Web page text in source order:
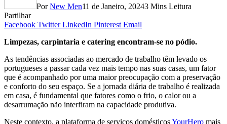
Por New Men11 de Janeiro, 20243 Mins Leitura
Partilhar
Facebook Twitter LinkedIn Pinterest Email
Limpezas, carpintaria e catering encontram-se no pódio.
As tendências associadas ao mercado de trabalho têm levado os
portugueses a passar cada vez mais tempo nas suas casas, um fator
que é acompanhado por uma maior preocupação com a preservação
e conforto do seu espaço. Se a jornada diária de trabalho é realizada
em casa, é fundamental que fatores como o frio, o calor ou a
desarrumação não interfiram na capacidade produtiva.
Neste contexto, a plataforma de serviços domésticosYourHero mais